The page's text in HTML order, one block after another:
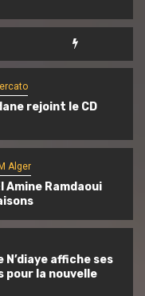
rejoint le CD
Alger
Amine Ramdaoui
N’diaye affiche ses
pour la nouvelle